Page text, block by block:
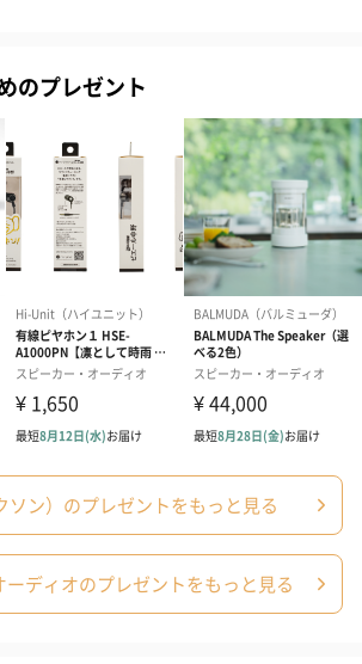
に360度方位のスピーカーを装着。オフタ
明かりと音楽で演出するためにアップデー
テリアの邪魔にならない大きさで、ランプと
わっているのがいいですね。
スピーカー内蔵
スピーカーが内蔵されており、商品本体
ートから流れてくる音楽を、方向調整せず
す。
れる
種類を選べ、自分時間をより質の高いもの
。
のプレゼント
ソン）のプレゼントをもっと見る
ーディオのプレゼントをもっと見る